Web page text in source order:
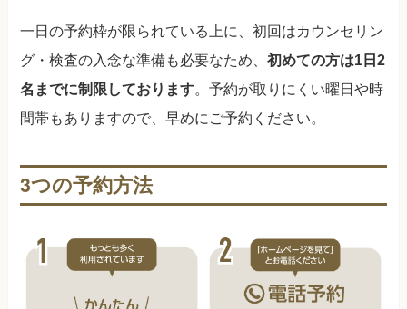
一日の予約枠が限られている上に、初回はカウンセリン
グ・検査の入念な準備も必要なため、初めての方は1日2
名までに制限しております。予約が取りにくい曜日や時
間帯もありますので、早めにご予約ください。
3つの予約方法